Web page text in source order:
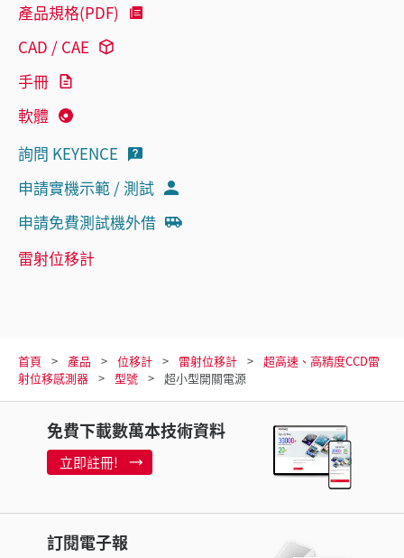
產品規格(PDF)
CAD / CAE
手冊
軟體
詢問 KEYENCE
申請實機示範 / 測試
申請免費測試機外借
雷射位移計
首頁 產品 位移計 雷射位移計
超高速、高精度CCD雷
射位移感測器
型號 超小型開關電源
免費下載數萬本技術資料
立即註冊!
訂閱電子報